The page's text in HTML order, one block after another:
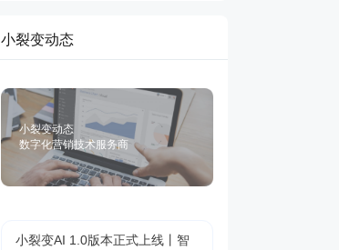
小裂变动态
小裂变动态
数字化营销技术服务商
小裂变AI 1.0版本正式上线丨智